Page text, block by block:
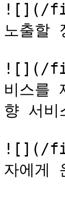
![](/
노출할
![](/
비스를
향 서비
![](/